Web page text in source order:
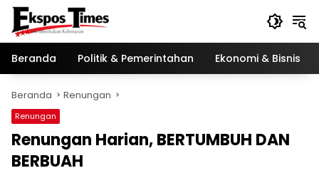
Langsung
konten
Beranda
Politik & Pemerintahan Ekonomi & Bisnis
Beranda Renungan
Renungan
Renungan Harian, BERTUMBUH DAN
BERBUAH